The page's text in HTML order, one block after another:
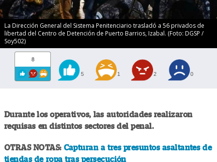
La Dirección General del Sistema Penitenciario trasladó a 56 privados de
libertad del Centro de Detención de Puerto Barrios, Izabal. (Foto: DGSP /
Soy502)
8
5 1 2 0
Durante los operativos, las autoridades realizaron
requisas en distintos sectores del penal.
OTRAS NOTAS: Capturan a tres presuntos asaltantes de
tiendas de ropa tras persecución